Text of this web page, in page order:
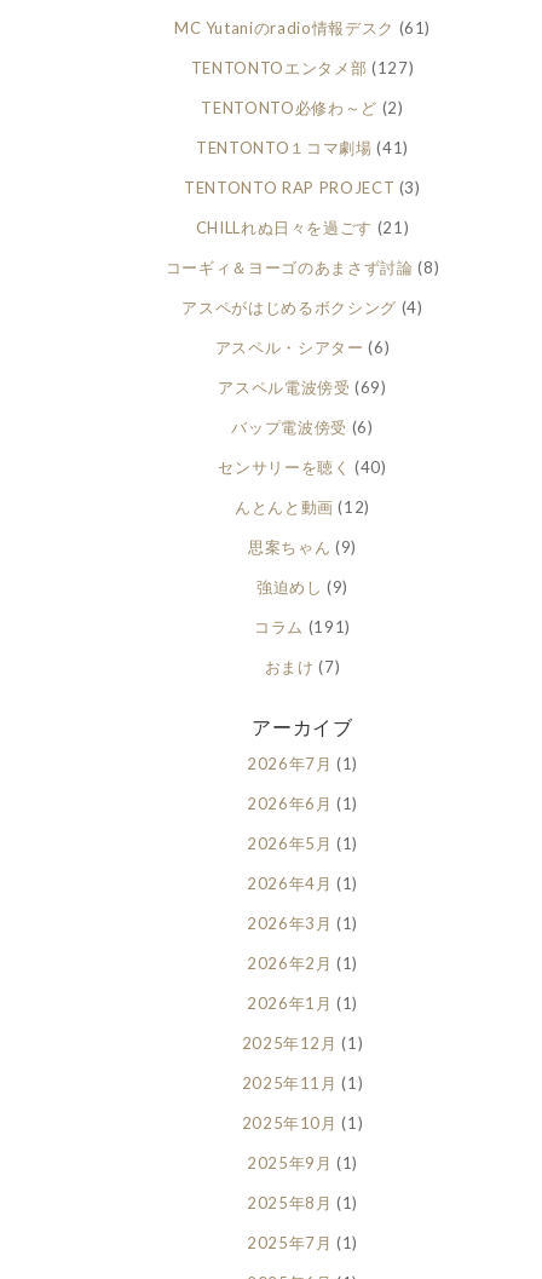
MC Yutaniのradio情報デスク (61)
TENTONTOエンタメ部 (127)
TENTONTO必修わ～ど (2)
TENTONTO１コマ劇場 (41)
TENTONTO RAP PROJECT (3)
CHILLれぬ日々を過ごす (21)
コーギィ＆ヨーゴのあまさず討論 (8)
アスペがはじめるボクシング (4)
アスペル・シアター (6)
アスペル電波傍受 (69)
バップ電波傍受 (6)
センサリーを聴く (40)
んとんと動画 (12)
思案ちゃん (9)
強迫めし (9)
コラム (191)
おまけ (7)
アーカイブ
2026年7月 (1)
2026年6月 (1)
2026年5月 (1)
2026年4月 (1)
2026年3月 (1)
2026年2月 (1)
2026年1月 (1)
2025年12月 (1)
2025年11月 (1)
2025年10月 (1)
2025年9月 (1)
2025年8月 (1)
2025年7月 (1)